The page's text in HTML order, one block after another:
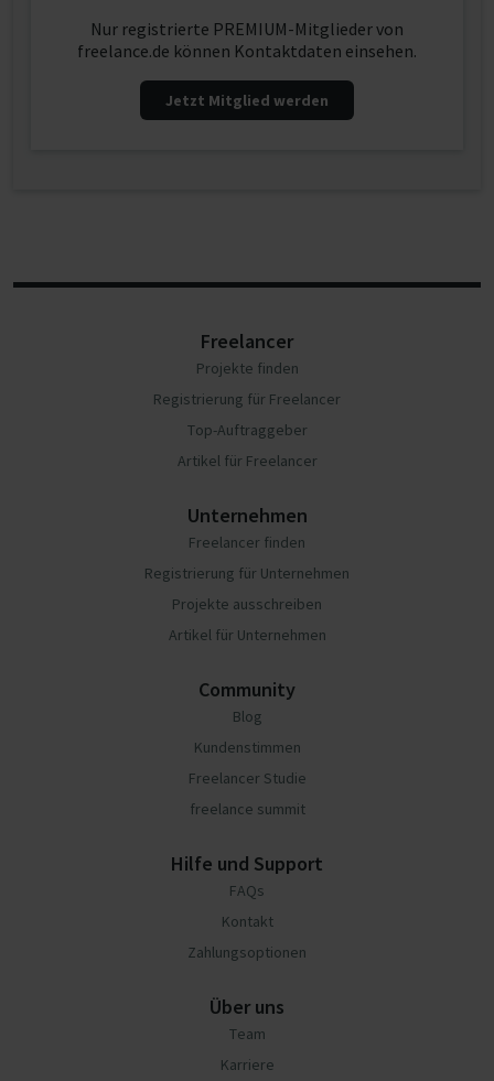
Nur registrierte PREMIUM-Mitglieder von
freelance.de können Kontaktdaten einsehen.
Jetzt Mitglied werden
Freelancer
Projekte finden
Registrierung für Freelancer
Top-Auftraggeber
Artikel für Freelancer
Unternehmen
Freelancer finden
Registrierung für Unternehmen
Projekte ausschreiben
Artikel für Unternehmen
Community
Blog
Kundenstimmen
Freelancer Studie
freelance summit
Hilfe und Support
FAQs
Kontakt
Zahlungsoptionen
Über uns
Team
Karriere